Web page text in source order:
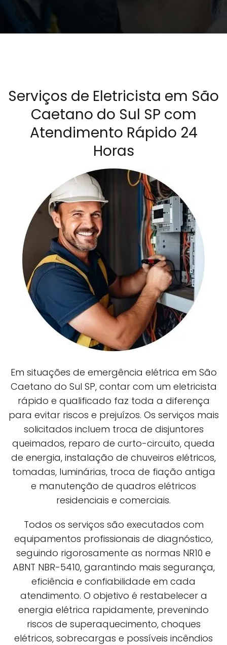
Serviços de Eletricista em São
Caetano do Sul SP com
Atendimento Rápido 24
Horas
Em situações de emergência elétrica em São
Caetano do Sul SP, contar com um eletricista
rápido e qualificado faz toda a diferença
para evitar riscos e prejuízos. Os serviços mais
solicitados incluem troca de disjuntores
queimados, reparo de curto-circuito, queda
de energia, instalação de chuveiros elétricos,
tomadas, luminárias, troca de fiação antiga
e manutenção de quadros elétricos
residenciais e comerciais.
Todos os serviços são executados com
equipamentos profissionais de diagnóstico,
seguindo rigorosamente as normas NR10 e
ABNT NBR-5410, garantindo mais segurança,
eficiência e confiabilidade em cada
atendimento. O objetivo é restabelecer a
energia elétrica rapidamente, prevenindo
riscos de superaquecimento, choques
elétricos, sobrecargas e possíveis incêndios